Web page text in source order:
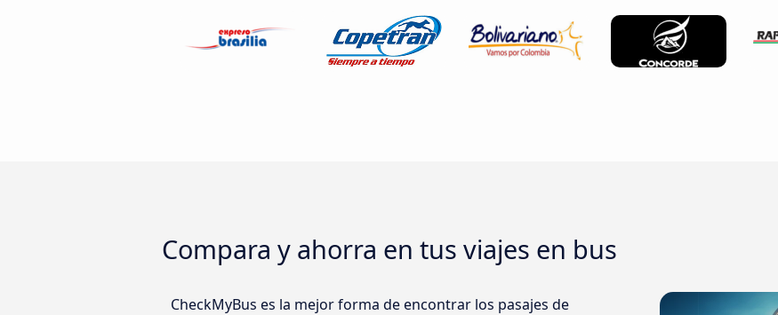
Compara y ahorra en tus viajes en bus
CheckMyBus es la mejor forma de encontrar los pasajes de